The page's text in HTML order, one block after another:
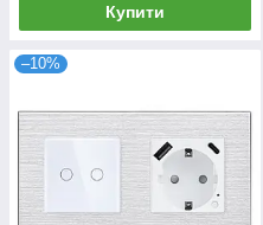
Купити
–10%